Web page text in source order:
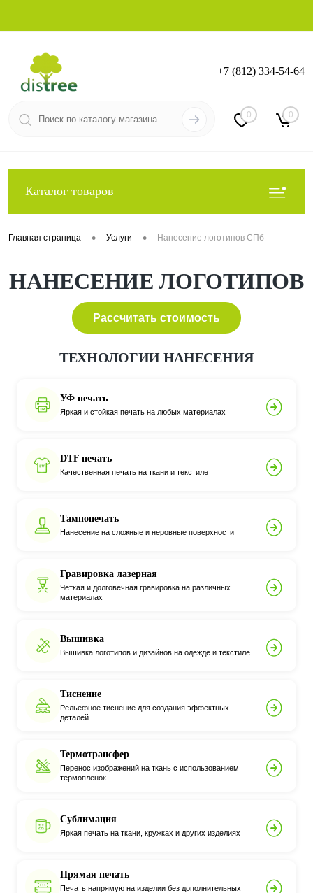
Вход Регистрация
+7 (812) 334-54-64
0 0
Каталог товаров
Главная страница • Услуги • Нанесение логотипов СПб
НАНЕСЕНИЕ ЛОГОТИПОВ
Рассчитать стоимость
ТЕХНОЛОГИИ НАНЕСЕНИЯ
УФ печать
Яркая и стойкая печать на любых материалах
DTF печать
Качественная печать на ткани и текстиле
Тампопечать
Нанесение на сложные и неровные поверхности
Гравировка лазерная
Четкая и долговечная гравировка на различных
материалах
Вышивка
Вышивка логотипов и дизайнов на одежде и текстиле
Тиснение
Рельефное тиснение для создания эффектных
деталей
Термотрансфер
Перенос изображений на ткань с использованием
термопленок
Сублимация
Яркая печать на ткани, кружках и других изделиях
Прямая печать
Печать напрямую на изделии без дополнительных